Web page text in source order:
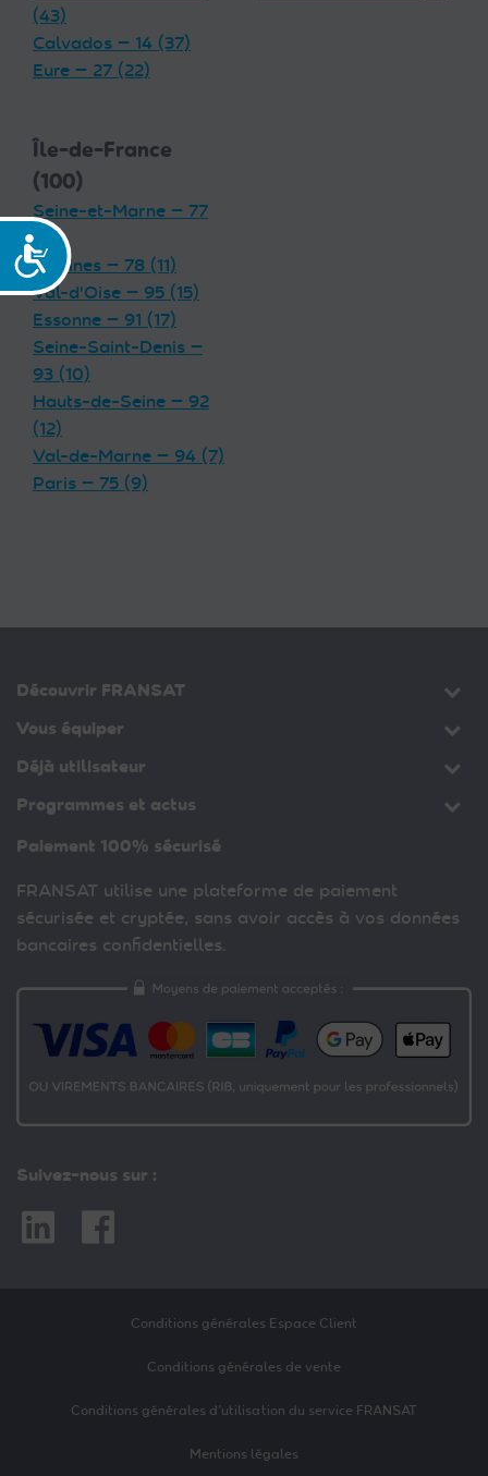
Accessibilité
(43)
Calvados — 14 (37)
Eure — 27 (22)
Île-de-France
(100)
Seine-et-Marne — 77
(19)
Yvelines — 78 (11)
Val-d'Oise — 95 (15)
Essonne — 91 (17)
Seine-Saint-Denis —
93 (10)
Hauts-de-Seine — 92
(12)
Val-de-Marne — 94 (7)
Paris — 75 (9)
Découvrir FRANSAT
Vous équiper
Déjà utilisateur
Programmes et actus
Paiement 100% sécurisé
FRANSAT utilise une plateforme de paiement
sécurisée et cryptée, sans avoir accès à vos données
bancaires confidentielles.
Suivez-nous sur :
LinkedinFacebook
Conditions générales Espace Client
Conditions générales de vente
Conditions générales d’utilisation du service FRANSAT
Mentions légales